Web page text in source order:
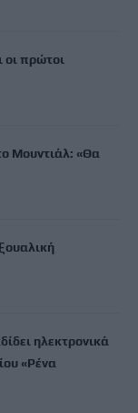
πρώτοι
Μουντιάλ: «Θα
ηλεκτρονικά